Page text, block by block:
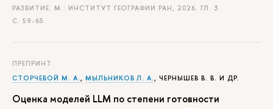
РАЗВИТИЕ. М.: ИНСТИТУТ ГЕОГРАФИИ РАН, 2026. ГЛ. 3.
С. 59-65.
ПРЕПРИНТ
СТОРЧЕВОЙ М. А., МЫЛЬНИКОВ Л. А., ЧЕРНЫШЕВ В. В. И ДР.
Оценка моделей LLM по степени готовности